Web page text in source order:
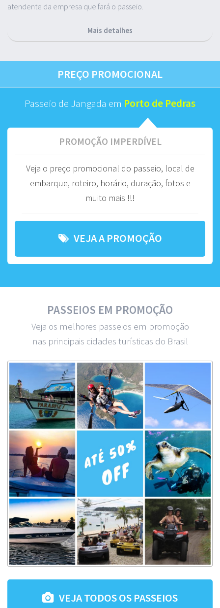
atendente da empresa que fará o passeio.
Mais detalhes
PREÇO PROMOCIONAL
Passeio de Jangada em Porto de Pedras
PROMOÇÃO IMPERDÍVEL
Veja o preço promocional do passeio, local de
embarque, roteiro, horário, duração, fotos e
muito mais !!!
VEJA A PROMOÇÃO
PASSEIOS EM PROMOÇÃO
Veja os melhores passeios em promoção
nas principais cidades turísticas do Brasil
VEJA TODOS OS PASSEIOS